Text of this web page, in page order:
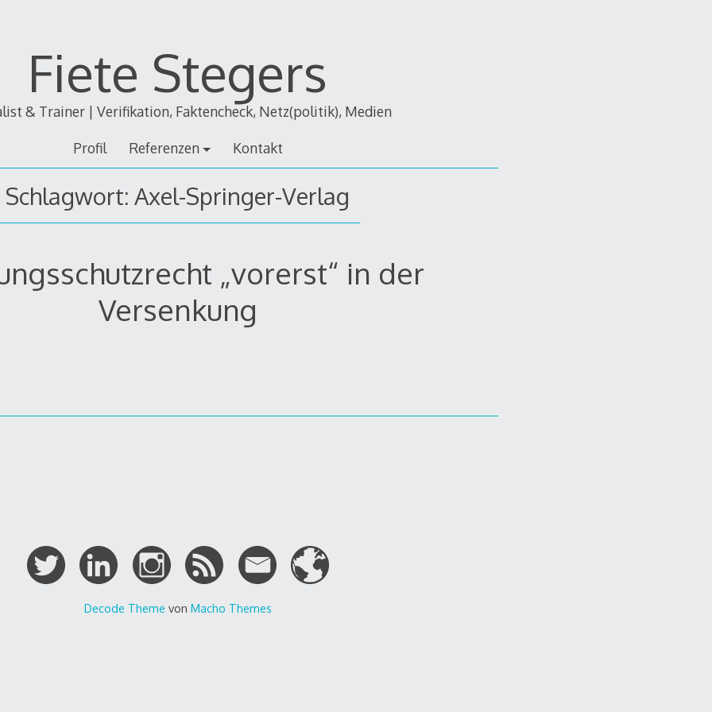
Fiete Stegers
& Trainer | Verifikation, Faktencheck, Netz(politik), Medien
Profil Referenzen Kontakt
Schlagwort:Axel-Springer-Verlag
„vorerst“ in der
Versenkung
Decode Theme von Macho Themes